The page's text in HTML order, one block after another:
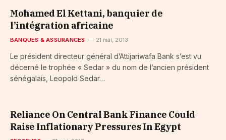
Mohamed El Kettani, banquier de
l’intégration africaine
BANQUES & ASSURANCES 21 mai, 2013
Le président directeur général d’Attijariwafa Bank s’est vu
décerné le trophée « Sedar » du nom de l’ancien président
sénégalais, Leopold Sedar…
Reliance On Central Bank Finance Could
Raise Inflationary Pressures In Egypt